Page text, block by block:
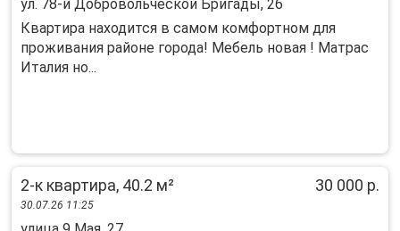
ул. 78-й Добровольческой Бригады, 26
Квартира находится в самом комфортном для
проживания районе города! Мебель новая ! Матрас
Италия но...
2-к квартира, 40.2 м² 30 000 р.
30.07.26 11:25